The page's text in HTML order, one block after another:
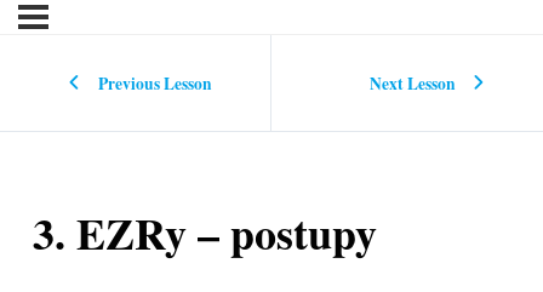
Previous Lesson Next Lesson
3. EZRy – postupy